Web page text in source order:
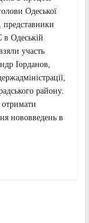
Одеської
в Одеській
участь
Іорданов,
району.
отримати
нововведень в